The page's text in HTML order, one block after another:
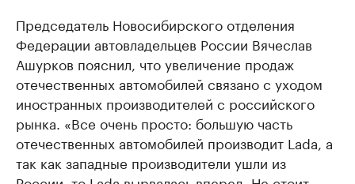
Председатель Новосибирского отделения
Федерации автовладельцев России Вячеслав
Ашурков пояснил, что увеличение продаж
отечественных автомобилей связано с уходом
иностранных производителей с российского
рынка. «Все очень просто: большую часть
отечественных автомобилей производит Lada, а
так как западные производители ушли из